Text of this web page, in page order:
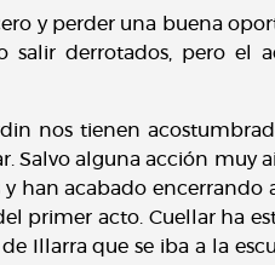
y perder una buena
salir derrotados, pero el
nos tienen
Salvo alguna acción muy
han acabado encerrando
primer acto. Cuellar ha
Illarra que se iba a la